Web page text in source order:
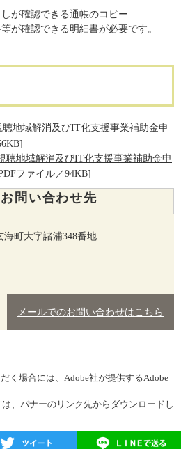
が確認できる通帳のコピー
が確認できる明細書が必要です。
地域解消及びIT化支援事業補助金申
聴地域解消及びIT化支援事業補助金申
ファイル／94KB]
問い合わせ先
海町大字諸浦348番地
メールでのお問い合わせはこちら
く場合には、Adobe社が提供するAdobe
、バナーのリンク先からダウンロードし